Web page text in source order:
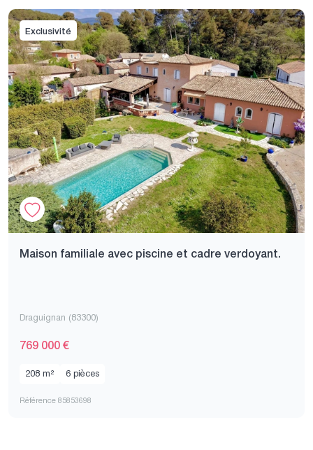
Exclusivité
Maison familiale avec piscine et cadre verdoyant.
Draguignan (83300)
769 000 €
208 m² 6 pièces
Référence 85853698